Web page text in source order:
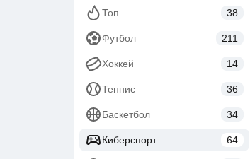
Топ 38
Футбол 211
Хоккей 14
Теннис 36
Баскетбол 34
Киберспорт 64